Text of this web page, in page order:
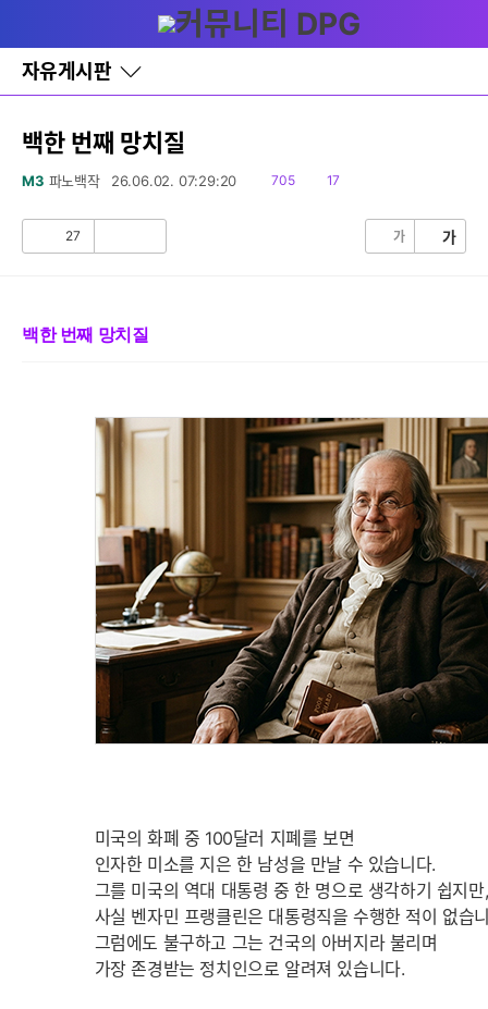
와
홈
자유게시판
바
로
기
레
이
어
백한 번째 망치질
M3 파노백작 26.06.02. 07:29:20
읽
705
댓
17
공27 가 가
백한 번째 망치질
미국의 화폐 중 100달러 지폐를 보면
인자한 미소를 지은 한 남성을 만날 수 있습니다.
그를 미국의 역대 대통령 중 한 명으로 생각하기 쉽지만,
사실 벤자민 프랭클린은 대통령직을 수행한 적이 없습
그럼에도 불구하고 그는 건국의 아버지라 불리며
가장 존경받는 정치인으로 알려져 있습니다.
세부정보 열기/접기